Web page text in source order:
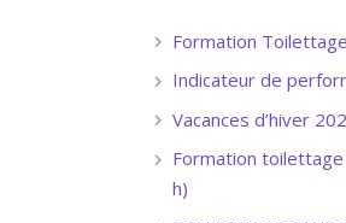
Formation
Indicateur de
Vacances d’hiver
Formation
h)